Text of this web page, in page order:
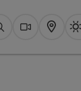
Webcams
Karte